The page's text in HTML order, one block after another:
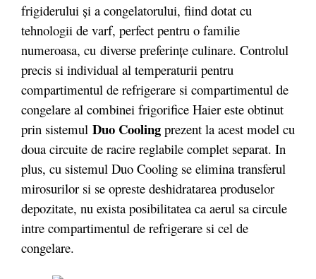
frigiderului şi a congelatorului, fiind dotat cu
tehnologii de varf, perfect pentru o familie
numeroasa, cu diverse preferințe culinare. Controlul
precis si individual al temperaturii pentru
compartimentul de refrigerare si compartimentul de
congelare al combinei frigorifice Haier este obtinut
prin sistemul Duo Cooling prezent la acest model cu
doua circuite de racire reglabile complet separat. In
plus, cu sistemul Duo Cooling se elimina transferul
mirosurilor si se opreste deshidratarea produselor
depozitate, nu exista posibilitatea ca aerul sa circule
intre compartimentul de refrigerare si cel de
congelare.